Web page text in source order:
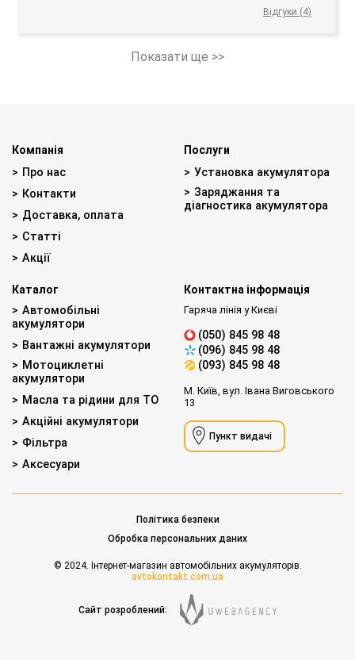
Відгуки (4)
Показати ще >>
Компанія
Про нас
Контакти
Доставка, оплата
Статті
Акції
Послуги
Установка акумулятора
Заряджання та
діагностика акумулятора
Каталог
Автомобільні
акумулятори
Вантажні акумулятори
Мотоциклетні
акумулятори
Масла та рідини для ТО
Акційні акумулятори
Фільтра
Аксесуари
Контактна інформація
Гаряча лінія у Києві
(050) 845 98 48
(096) 845 98 48
(093) 845 98 48
М. Київ, вул. Івана Виговського
13
Пункт видачі
Політика безпеки
Обробка персональних даних
Сайт розроблений:
© 2024. Інтернет-магазин автомобільних акумуляторів.
avtokontakt.com.ua